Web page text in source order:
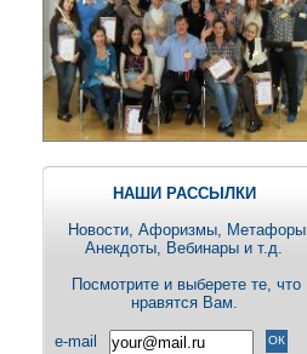
НАШИ РАССЫЛКИ
Новости, Aфоризмы, Метафоры
Анекдоты, Вебинары и т.д.
Посмотрите и выберете те, что
нравятся Вам.
e-mail